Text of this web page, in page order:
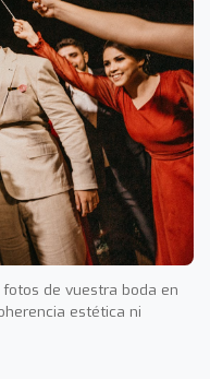
de vuestra boda en
estética ni